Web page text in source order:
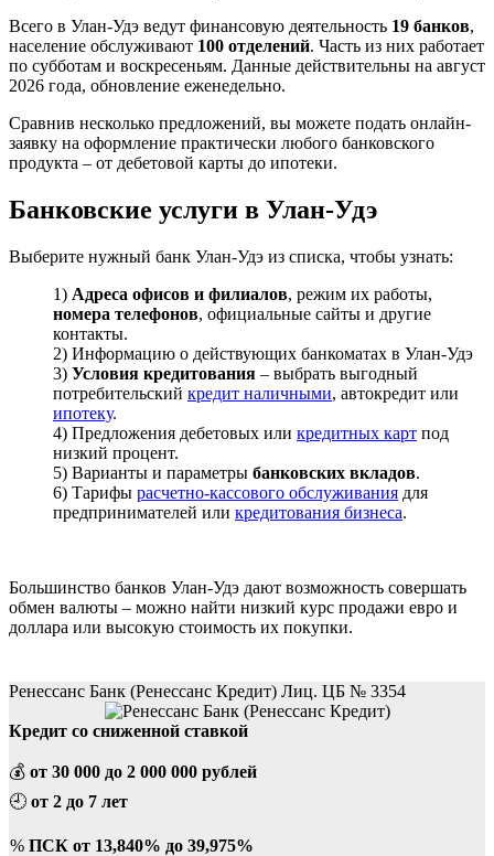
Всего в Улан-Удэ ведут финансовую деятельность 19 банков,
население обслуживают 100 отделений. Часть из них работает
по субботам и воскресеньям. Данные действительны на август
2026 года, обновление еженедельно.
Сравнив несколько предложений, вы можете подать онлайн-
заявку на оформление практически любого банковского
продукта – от дебетовой карты до ипотеки.
Банковские услуги в Улан-Удэ
Выберите нужный банк Улан-Удэ из списка, чтобы узнать:
1) Адреса офисов и филиалов, режим их работы,
номера телефонов, официальные сайты и другие
контакты.
2) Информацию о действующих банкоматах в Улан-Удэ
3) Условия кредитования – выбрать выгодный
потребительский кредит наличными, автокредит или
ипотеку.
4) Предложения дебетовых или кредитных карт под
низкий процент.
5) Варианты и параметры банковских вкладов.
6) Тарифы расчетно-кассового обслуживания для
предпринимателей или кредитования бизнеса.
Большинство банков Улан-Удэ дают возможность совершать
обмен валюты – можно найти низкий курс продажи евро и
доллара или высокую стоимость их покупки.
Ренессанс Банк (Ренессанс Кредит) Лиц. ЦБ № 3354
Кредит со сниженной ставкой
💰 от 30 000 до 2 000 000 рублей
🕘 от 2 до 7 лет
% ПСК от 13,840% до 39,975%